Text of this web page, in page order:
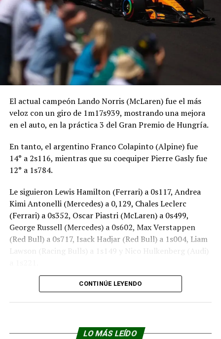
Quedaron eliminados Oliver Bearman (Haas), Carlos
Sainz (Williams), Alex Albon (Williams), Lance Stroll
(Aston Martin), Valteri Bottas (Cadillac) y Sergio Checo
Pérez (Cadillac).
FOTO: REDES FÓRMULA 1
El actual campeón Lando Norris (McLaren) fue el más
veloz con un giro de 1m17s939, mostrando una mejora
en el auto, en la práctica 3 del Gran Premio de Hungría.
En tanto, el argentino Franco Colapinto (Alpine) fue
14° a 2s116, mientras que su coequiper Pierre Gasly fue
12° a 1s784.
Le siguieron Lewis Hamilton (Ferrari) a 0s117, Andrea
Kimi Antonelli (Mercedes) a 0,129, Chales Leclerc
(Ferrari) a 0s352, Oscar Piastri (McLaren) a 0s499,
George Russell (Mercedes) a 0s602, Max Verstappen
(Red Bull) a 0s717, Isack Hadjar (Red Bull) a 1s004, Liam
Lawson (Racing Bulls) a 1s149 y Nico Hulkenberg (Audi)
FOTO: REDES MCLARENCONTINÚE LEYENDO
LO MÁS LEÍDO